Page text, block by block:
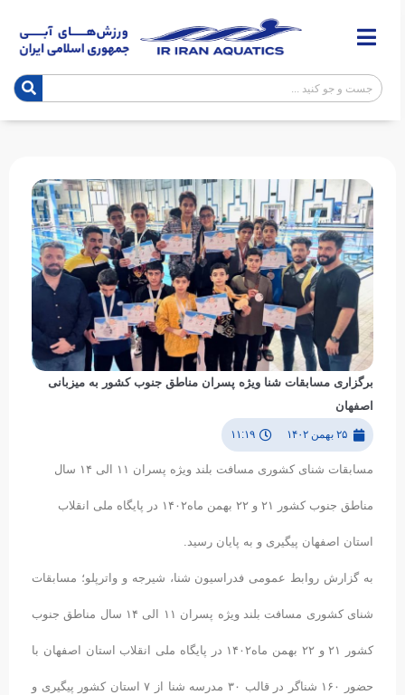
برگزاری مسابقات شنا ویژه پسران مناطق جنوب کشور به میزبانی
اصفهان
۲۵ بهمن ۱۴۰۲ ۱۱:۱۹
مسابقات شنای کشوری مسافت بلند ویژه پسران ۱۱ الی ۱۴ سال
مناطق جنوب کشور ۲۱ و ۲۲ بهمن ماه۱۴۰۲ در پایگاه ملی انقلاب
استان اصفهان پیگیری و به پایان رسید.
به گزارش روابط عمومی فدراسیون شنا، شیرجه و واترپلو؛ مسابقات
شنای کشوری مسافت بلند ویژه پسران ۱۱ الی ۱۴ سال مناطق جنوب
کشور ۲۱ و ۲۲ بهمن ماه۱۴۰۲ در پایگاه ملی انقلاب استان اصفهان با
حضور ۱۶۰ شناگر در قالب ۳۰ مدرسه شنا از ۷ استان کشور پیگیری و